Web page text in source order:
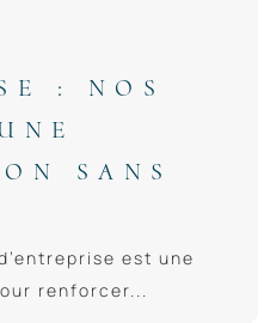
: NOS
SANS
est une
renforcer...